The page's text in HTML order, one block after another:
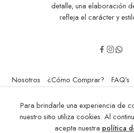
detalle, una elaboración
refleja el carácter y
Nosotros ¿Cómo Comprar? FAQ’s
© 2014-2024 - Todos los Derechos
por: Mai
Para brindarle una experiencia de
nuestro sitio utiliza cookies. Al
acepta nuestra política